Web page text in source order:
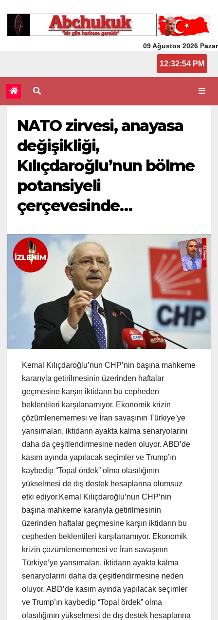
09 Ağustos 2026 Pazar
12:32:54 PM
NATO zirvesi, anayasa
değişikliği,
Kılıçdaroğlu’nun bölme
potansiyeli
çerçevesinde…
Kemal Kılıçdaroğlu’nun CHP’nin başına mahkeme
kararıyla getirilmesinin üzerinden haftalar
geçmesine karşın iktidarın bu cepheden
beklentileri karşılanamıyor. Ekonomik krizin
çözümlenememesi ve İran savaşının Türkiye’ye
yansımaları, iktidarın ayakta kalma senaryolarını
daha da çeşitlendirmesine neden oluyor. ABD’de
kasım ayında yapılacak seçimler ve Trump’ın
kaybedip “Topal ördek” olma olasılığının
yükselmesi de dış destek hesaplarına olumsuz
etki ediyor.Kemal Kılıçdaroğlu’nun CHP’nin
başına mahkeme kararıyla getirilmesinin
üzerinden haftalar geçmesine karşın iktidarın bu
cepheden beklentileri karşılanamıyor. Ekonomik
krizin çözümlenememesi ve İran savaşının
Türkiye’ye yansımaları, iktidarın ayakta kalma
senaryolarını daha da çeşitlendirmesine neden
oluyor. ABD’de kasım ayında yapılacak seçimler
ve Trump’ın kaybedip “Topal ördek” olma
olasılığının yükselmesi de dış destek hesaplarına